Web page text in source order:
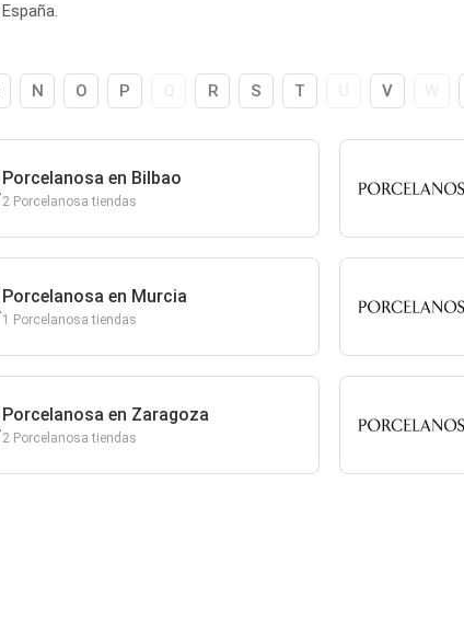
N O P R S T V
Porcelanosa en Bilbao
2 Porcelanosa tiendas
Porcelanosa en Murcia
1 Porcelanosa tiendas
Porcelanosa en Zaragoza
2 Porcelanosa tiendas